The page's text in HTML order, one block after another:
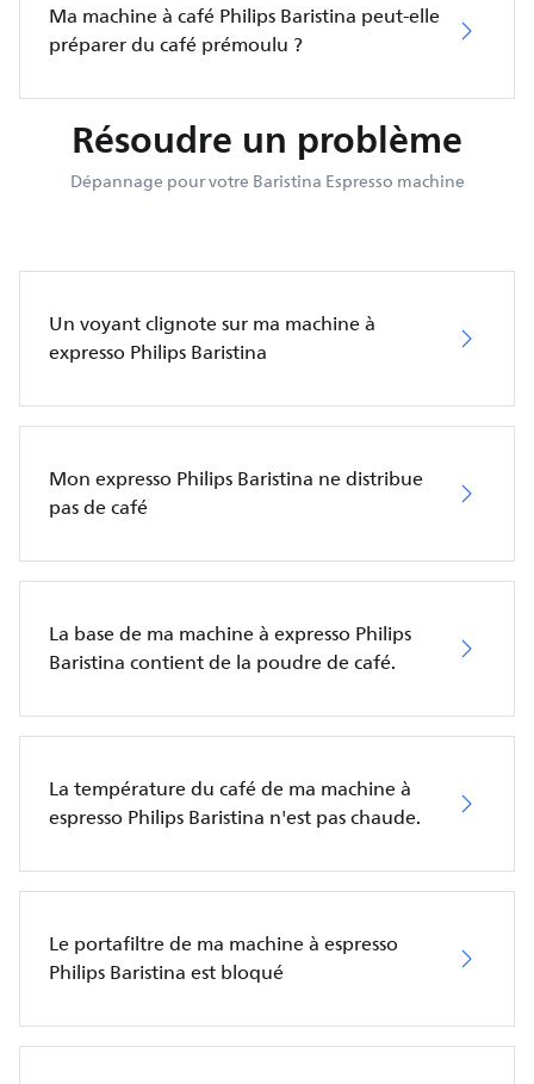
Ma machine à café Philips Baristina peut-elle
préparer du café prémoulu ?
Résoudre un problème
Dépannage pour votre Baristina Espresso machine
Un voyant clignote sur ma machine à
expresso Philips Baristina
Mon expresso Philips Baristina ne distribue
pas de café
La base de ma machine à expresso Philips
Baristina contient de la poudre de café.
La température du café de ma machine à
espresso Philips Baristina n'est pas chaude.
Le portafiltre de ma machine à espresso
Philips Baristina est bloqué